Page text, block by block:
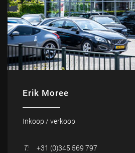
Erik Moree
Inkoop / verkoop
T:
+31 (0)345 569 797